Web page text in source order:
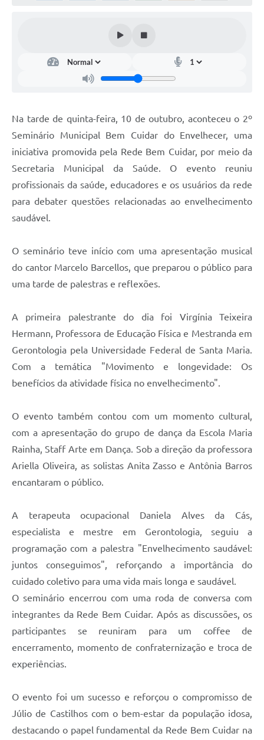
Contas Públicas
Links
Na tarde de quinta-feira, 10 de outubro, aconteceu o 2º
Seminário Municipal Bem Cuidar do Envelhecer, uma
iniciativa promovida pela Rede Bem Cuidar, por meio da
Secretaria Municipal da Saúde. O evento reuniu
profissionais da saúde, educadores e os usuários da rede
para debater questões relacionadas ao envelhecimento
saudável.
O seminário teve início com uma apresentação musical
do cantor Marcelo Barcellos, que preparou o público para
uma tarde de palestras e reflexões.
A primeira palestrante do dia foi Virgínia Teixeira
Hermann, Professora de Educação Física e Mestranda em
Gerontologia pela Universidade Federal de Santa Maria.
Com a temática "Movimento e longevidade: Os
benefícios da atividade física no envelhecimento".
O evento também contou com um momento cultural,
com a apresentação do grupo de dança da Escola Maria
Rainha, Staff Arte em Dança. Sob a direção da professora
Ariella Oliveira, as solistas Anita Zasso e Antônia Barros
encantaram o público.
A terapeuta ocupacional Daniela Alves da Cás,
especialista e mestre em Gerontologia, seguiu a
programação com a palestra "Envelhecimento saudável:
juntos conseguimos", reforçando a importância do
cuidado coletivo para uma vida mais longa e saudável.
O seminário encerrou com uma roda de conversa com
integrantes da Rede Bem Cuidar. Após as discussões, os
participantes se reuniram para um coffee de
encerramento, momento de confraternização e troca de
experiências.
O evento foi um sucesso e reforçou o compromisso de
Júlio de Castilhos com o bem-estar da população idosa,
destacando o papel fundamental da Rede Bem Cuidar na